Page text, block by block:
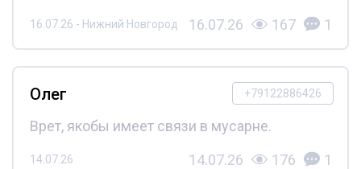
16.07.26 - Нижний Новгород 16.07.26 167 1
+79122886426
Олег
Врет, якобы имеет связи в мусарне.
14.07.26 14.07.26 176 1